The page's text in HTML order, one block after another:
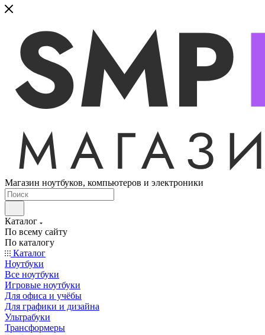
Магазин ноутбуков, компьютеров и электроники
Каталог
По всему сайту
По каталогу
Каталог
Ноутбуки
Все ноутбуки
Игровые ноутбуки
Для офиса и учёбы
Для графики и дизайна
Ультрабуки
Трансформеры